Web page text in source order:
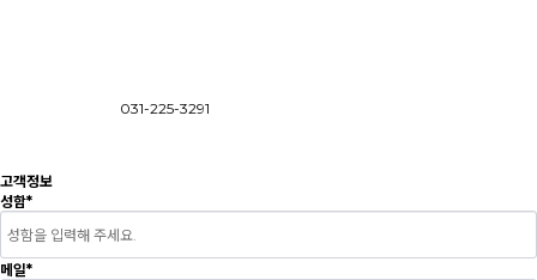
031-225-3291
고객정보
성함*
메일*